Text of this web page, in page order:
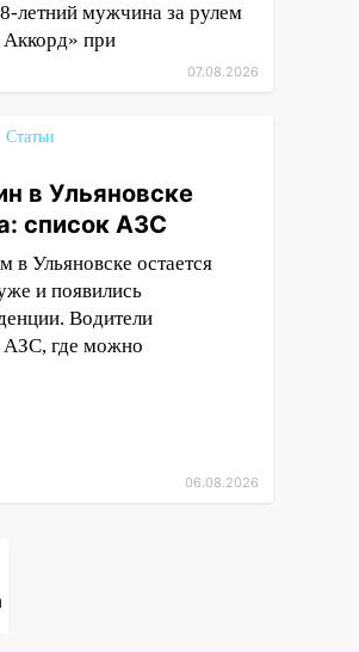
летний мужчина за рулем
при
07.08.2026
Статьи
в Ульяновске
список АЗС
в Ульяновске остается
и появились
Водители
АЗС, где можно
06.08.2026